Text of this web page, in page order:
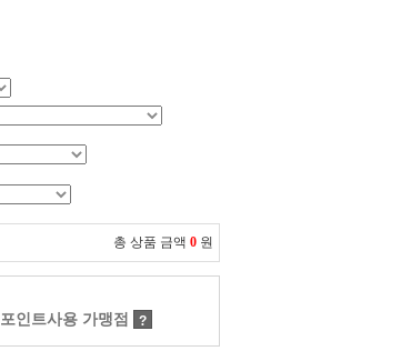
총 상품 금액 0 원
포인트사용 가맹점 ?